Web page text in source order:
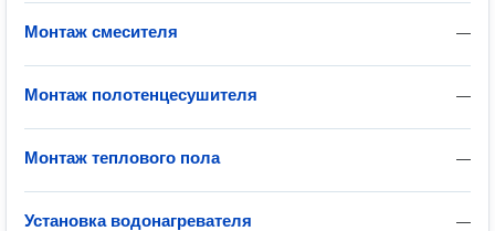
—
Монтаж смесителя
—
Монтаж полотенцесушителя
—
Монтаж теплового пола
—
Установка водонагревателя